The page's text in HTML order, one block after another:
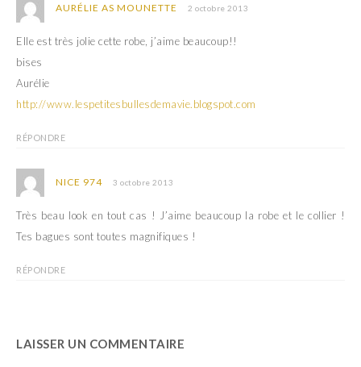
AURÉLIE AS MOUNETTE 2 octobre 2013
Elle est très jolie cette robe, j’aime beaucoup!!
bises
Aurélie
http://www.lespetitesbullesdemavie.blogspot.com
RÉPONDRE
NICE 974 3 octobre 2013
Très beau look en tout cas ! J’aime beaucoup la robe et le collier !
Tes bagues sont toutes magnifiques !
RÉPONDRE
LAISSER UN COMMENTAIRE